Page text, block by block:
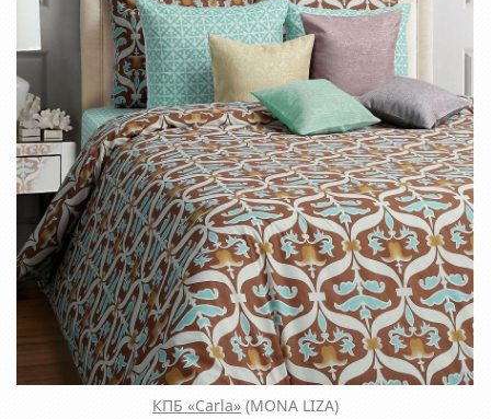
КПБ «Carla» (MONA LIZA)